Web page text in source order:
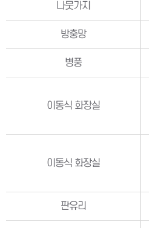
나뭇가지
방충망
병풍
이동식 화장실
이동식 화장실
판유리